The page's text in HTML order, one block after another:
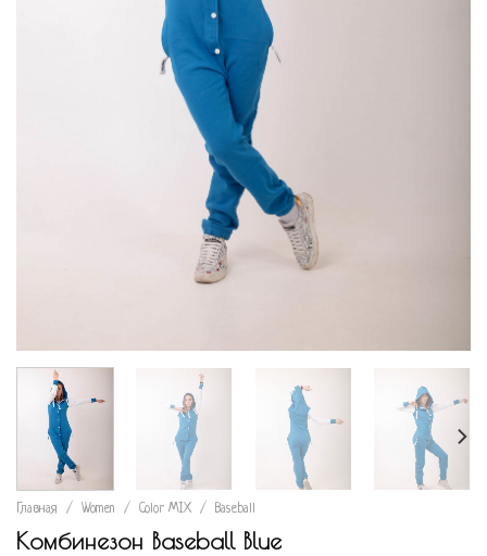
Главная / Women / Color MIX / Baseball
Комбинезон Baseball Blue